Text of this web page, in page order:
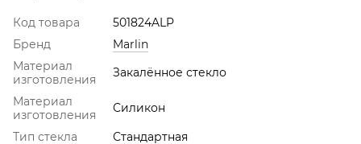
Код товара
501824ALP
Бренд
Marlin
Материал
изготовления
Закалённое стекло
Материал
изготовления
Силикон
Тип стекла
Стандартная